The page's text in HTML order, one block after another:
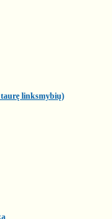
taurę linksmybių)